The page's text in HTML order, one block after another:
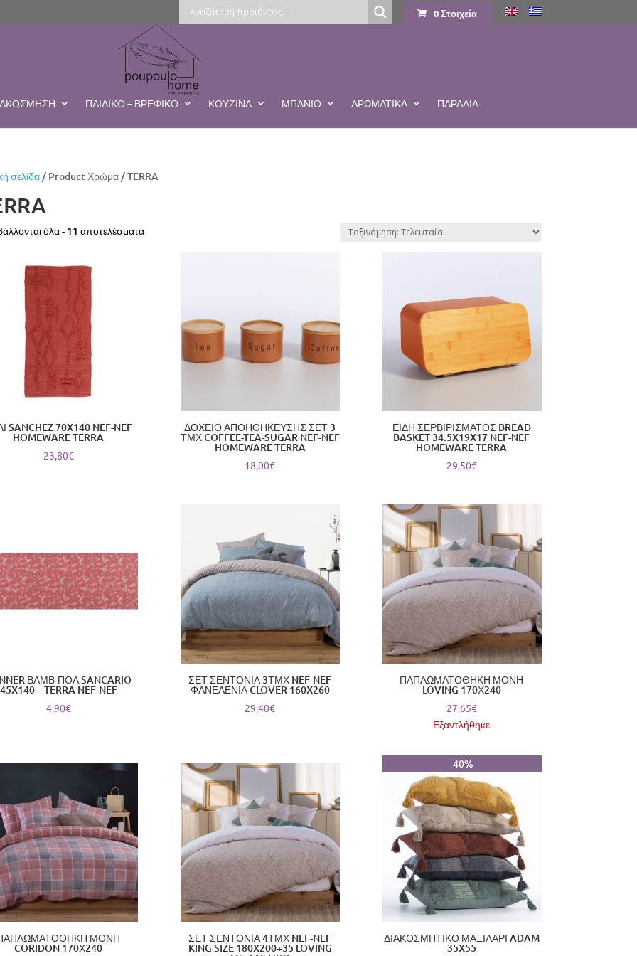
0 Στοιχεία
ΠΑΙΔΙΚΌ – ΒΡΕΦΙΚΌ ΚΟΥΖΊΝΑ ΜΠΆΝΙΟ ΑΡΩΜΑΤΙΚΆ ΠΑΡΑΛΙΑ
σελίδα/ Product Χρώμα / TERRA
όλα - 11 αποτελέσματαSorted
SANCHEZ 70X140 NEF-NEF
HOMEWARE TERRA
23,80€
ΔΟΧΕΙΟ ΑΠΟΗΘΗΚΕΥΣΗΣ ΣΕΤ 3
ΤΜΧ COFFEE-TEA-SUGAR NEF-NEF
HOMEWARE TERRA
18,00€
ΕΙΔΗ ΣΕΡΒΙΡΙΣΜΑΤΟΣ BREAD
BASKET 34.5X19X17 NEF-NEF
HOMEWARE TERRA
29,50€
ΒΑΜΒ-ΠΟΛ SANCARIO
45X140 – TERRA NEF-NEF
4,90€
ΣΕΤ ΣΕΝΤΟΝΙΑ 3ΤΜΧ NEF-NEF
ΦΑΝΕΛΕΝΙΑ CLOVER 160X260
29,40€
ΠΑΠΛΩΜΑΤΟΘΗΚΗ ΜΟΝΗ
LOVING 170Χ240
27,65€
Εξαντλήθηκε
ΜΟΝΗ
CORIDON 170Χ240
ΣΕΤ ΣΕΝΤΟΝΙΑ 4ΤΜΧ NEF-NEF
KING SIZE 180X200+35 LOVING
-40%
ΔΙΑΚΟΣΜΗΤΙΚΟ ΜΑΞΙΛΑΡΙ ADAM
35X55